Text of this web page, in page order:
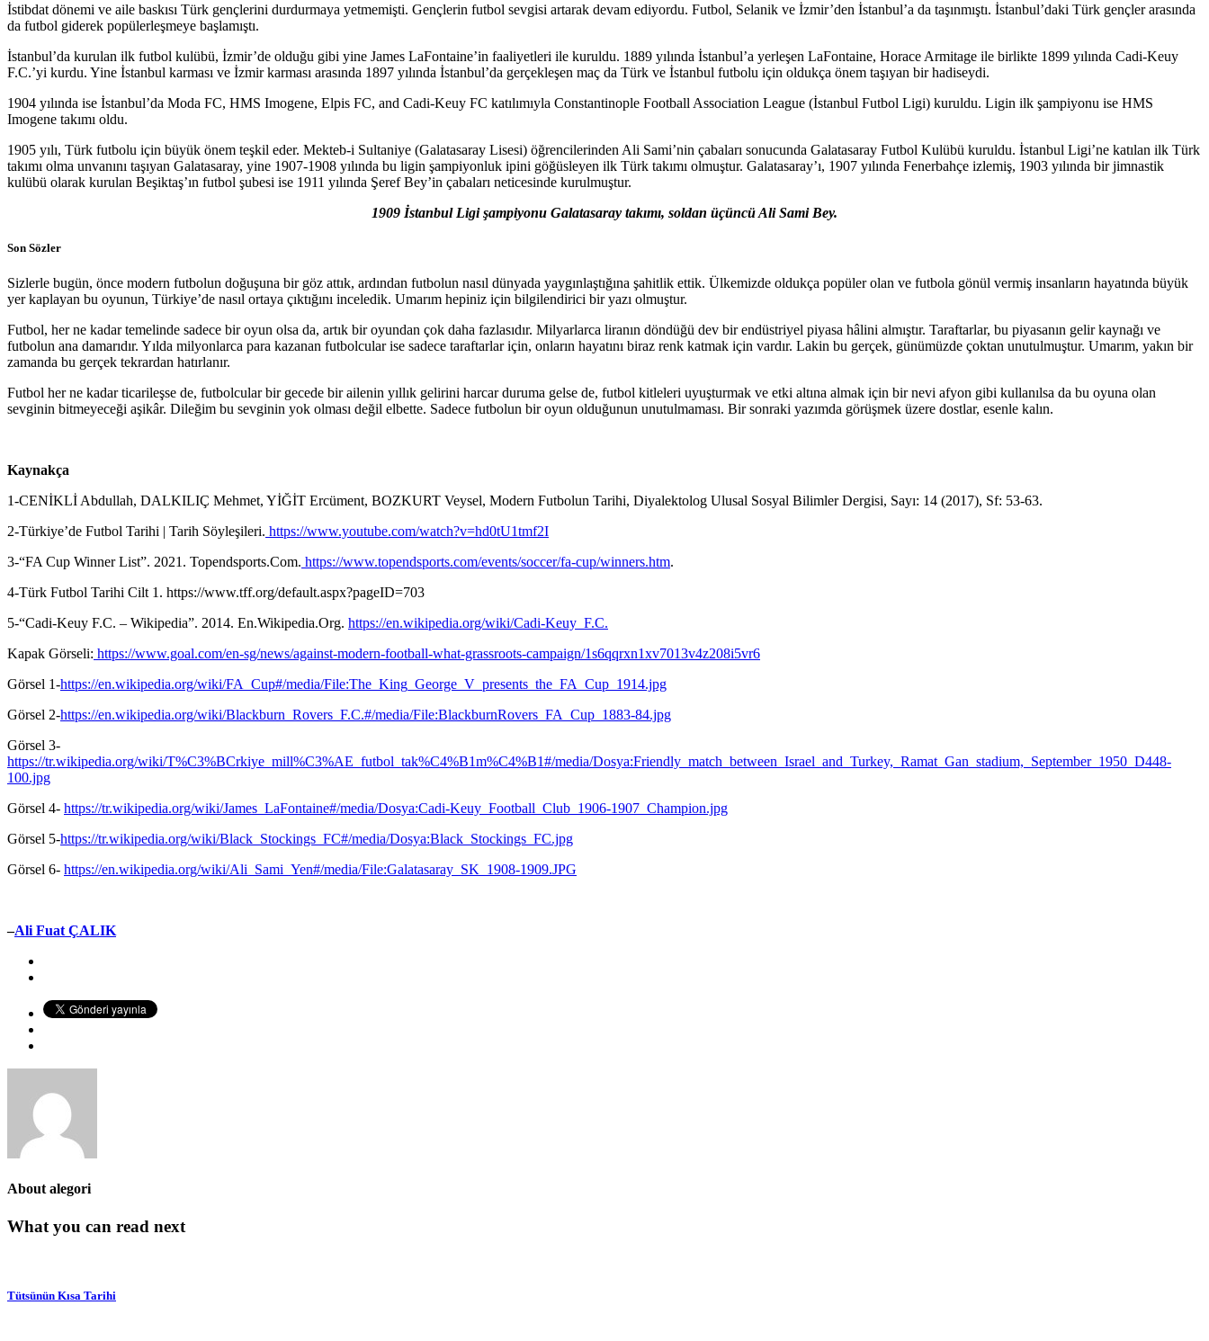
İstibdat dönemi ve aile baskısı Türk gençlerini durdurmaya yetmemişti. Gençlerin futbol sevgisi artarak devam ediyordu. Futbol, Selanik ve İzmir’den İstanbul’a da taşınmıştı. İstanbul’daki Türk gençler arasında
da futbol giderek popülerleşmeye başlamıştı.
İstanbul’da kurulan ilk futbol kulübü, İzmir’de olduğu gibi yine James LaFontaine’in faaliyetleri ile kuruldu. 1889 yılında İstanbul’a yerleşen LaFontaine, Horace Armitage ile birlikte 1899 yılında Cadi-Keuy
F.C.’yi kurdu. Yine İstanbul karması ve İzmir karması arasında 1897 yılında İstanbul’da gerçekleşen maç da Türk ve İstanbul futbolu için oldukça önem taşıyan bir hadiseydi.
1904 yılında ise İstanbul’da Moda FC, HMS Imogene, Elpis FC, and Cadi-Keuy FC katılımıyla Constantinople Football Association League (İstanbul Futbol Ligi) kuruldu. Ligin ilk şampiyonu ise HMS
Imogene takımı oldu.
1905 yılı, Türk futbolu için büyük önem teşkil eder. Mekteb-i Sultaniye (Galatasaray Lisesi) öğrencilerinden Ali Sami’nin çabaları sonucunda Galatasaray Futbol Kulübü kuruldu. İstanbul Ligi’ne katılan ilk Türk
takımı olma unvanını taşıyan Galatasaray, yine 1907-1908 yılında bu ligin şampiyonluk ipini göğüsleyen ilk Türk takımı olmuştur. Galatasaray’ı, 1907 yılında Fenerbahçe izlemiş, 1903 yılında bir jimnastik
kulübü olarak kurulan Beşiktaş’ın futbol şubesi ise 1911 yılında Şeref Bey’in çabaları neticesinde kurulmuştur.
1909 İstanbul Ligi şampiyonu Galatasaray takımı, soldan üçüncü Ali Sami Bey.
Son Sözler
Sizlerle bugün, önce modern futbolun doğuşuna bir göz attık, ardından futbolun nasıl dünyada yaygınlaştığına şahitlik ettik. Ülkemizde oldukça popüler olan ve futbola gönül vermiş insanların hayatında büyük
yer kaplayan bu oyunun, Türkiye’de nasıl ortaya çıktığını inceledik. Umarım hepiniz için bilgilendirici bir yazı olmuştur.
Futbol, her ne kadar temelinde sadece bir oyun olsa da, artık bir oyundan çok daha fazlasıdır. Milyarlarca liranın döndüğü dev bir endüstriyel piyasa hâlini almıştır. Taraftarlar, bu piyasanın gelir kaynağı ve
futbolun ana damarıdır. Yılda milyonlarca para kazanan futbolcular ise sadece taraftarlar için, onların hayatını biraz renk katmak için vardır. Lakin bu gerçek, günümüzde çoktan unutulmuştur. Umarım, yakın bir
zamanda bu gerçek tekrardan hatırlanır.
Futbol her ne kadar ticarileşse de, futbolcular bir gecede bir ailenin yıllık gelirini harcar duruma gelse de, futbol kitleleri uyuşturmak ve etki altına almak için bir nevi afyon gibi kullanılsa da bu oyuna olan
sevginin bitmeyeceği aşikâr. Dileğim bu sevginin yok olması değil elbette. Sadece futbolun bir oyun olduğunun unutulmaması. Bir sonraki yazımda görüşmek üzere dostlar, esenle kalın.
Kaynakça
1-CENİKLİ Abdullah, DALKILIÇ Mehmet, YİĞİT Ercüment, BOZKURT Veysel, Modern Futbolun Tarihi, Diyalektolog Ulusal Sosyal Bilimler Dergisi, Sayı: 14 (2017), Sf: 53-63.
2-Türkiye’de Futbol Tarihi | Tarih Söyleşileri. https://www.youtube.com/watch?v=hd0tU1tmf2I
3-“FA Cup Winner List”. 2021. Topendsports.Com. https://www.topendsports.com/events/soccer/fa-cup/winners.htm.
4-Türk Futbol Tarihi Cilt 1. https://www.tff.org/default.aspx?pageID=703
5-“Cadi-Keuy F.C. – Wikipedia”. 2014. En.Wikipedia.Org. https://en.wikipedia.org/wiki/Cadi-Keuy_F.C.
Kapak Görseli: https://www.goal.com/en-sg/news/against-modern-football-what-grassroots-campaign/1s6qqrxn1xv7013v4z208i5vr6
Görsel 1-https://en.wikipedia.org/wiki/FA_Cup#/media/File:The_King_George_V_presents_the_FA_Cup_1914.jpg
Görsel 2-https://en.wikipedia.org/wiki/Blackburn_Rovers_F.C.#/media/File:BlackburnRovers_FA_Cup_1883-84.jpg
Görsel 3-
https://tr.wikipedia.org/wiki/T%C3%BCrkiye_mill%C3%AE_futbol_tak%C4%B1m%C4%B1#/media/Dosya:Friendly_match_between_Israel_and_Turkey,_Ramat_Gan_stadium,_September_1950_D448-
100.jpg
Görsel 4- https://tr.wikipedia.org/wiki/James_LaFontaine#/media/Dosya:Cadi-Keuy_Football_Club_1906-1907_Champion.jpg
Görsel 5-https://tr.wikipedia.org/wiki/Black_Stockings_FC#/media/Dosya:Black_Stockings_FC.jpg
Görsel 6- https://en.wikipedia.org/wiki/Ali_Sami_Yen#/media/File:Galatasaray_SK_1908-1909.JPG
–Ali Fuat ÇALIK
About alegori
What you can read next
Tütsünün Kısa Tarihi